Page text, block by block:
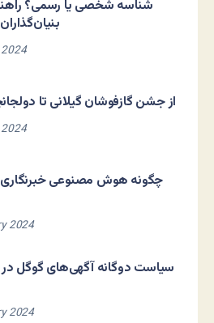
شناسه شخصی یا رسمی؟
از جشن گازفوشان گیلانی تا
چگونه هوش مصنوعی خبرنگاری
2024
سیاست دوگانه آگهی‌های گوگل در
2024